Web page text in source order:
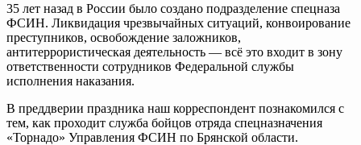
35 лет назад в России было создано подразделение спецназа
ФСИН. Ликвидация чрезвычайных ситуаций, конвоирование
преступников, освобождение заложников,
антитеррористическая деятельность — всё это входит в зону
ответственности сотрудников Федеральной службы
исполнения наказания.
В преддверии праздника наш корреспондент познакомился с
тем, как проходит служба бойцов отряда спецназначения
«Торнадо» Управления ФСИН по Брянской области.